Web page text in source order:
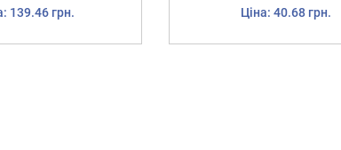
139.46 грн. Ціна: 40.68 грн.